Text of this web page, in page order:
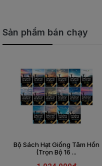
Sản phẩm bán chạy
Bộ Sách Hạt Giống Tâm Hồn
(Trọn Bộ 16 ...